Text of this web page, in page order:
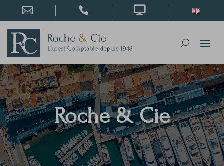
  
Roche & Cie